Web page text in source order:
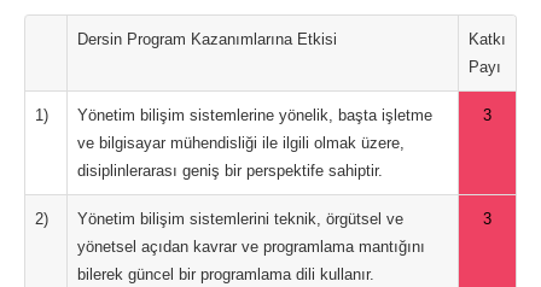
Dersin Program Kazanımlarına Etkisi
Katkı
Payı
1)
Yönetim bilişim sistemlerine yönelik, başta işletme
ve bilgisayar mühendisliği ile ilgili olmak üzere,
disiplinlerarası geniş bir perspektife sahiptir.
3
2)
Yönetim bilişim sistemlerini teknik, örgütsel ve
yönetsel açıdan kavrar ve programlama mantığını
bilerek güncel bir programlama dili kullanır.
3